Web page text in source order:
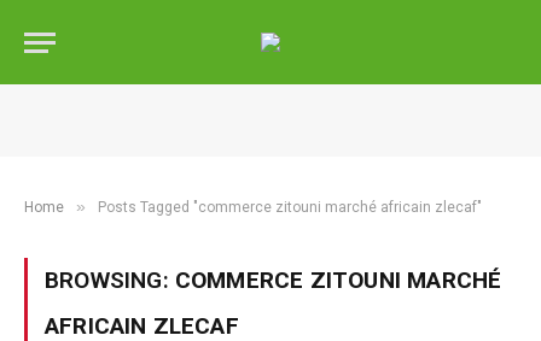
Home » Posts Tagged "commerce zitouni marché africain zlecaf"
BROWSING: COMMERCE ZITOUNI MARCHÉ
AFRICAIN ZLECAF